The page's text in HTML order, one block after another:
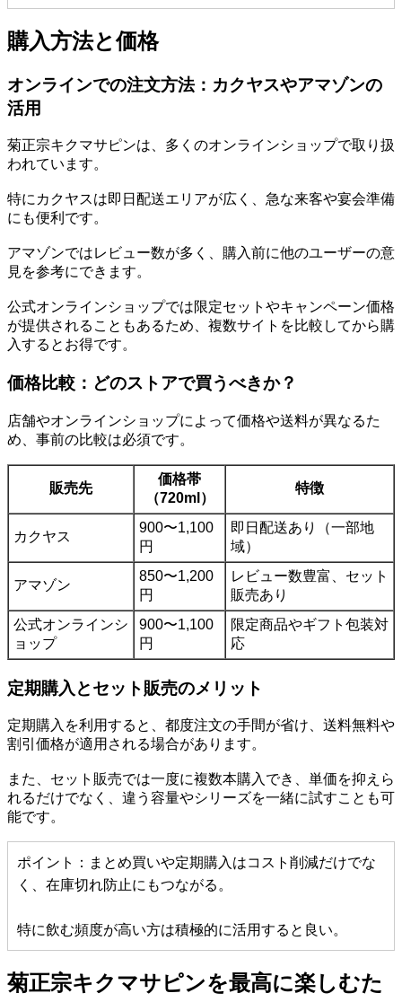
購入方法と価格
オンラインでの注文方法：カクヤスやアマゾンの
活用
菊正宗キクマサピンは、多くのオンラインショップで取り扱
われています。
特にカクヤスは即日配送エリアが広く、急な来客や宴会準備
にも便利です。
アマゾンではレビュー数が多く、購入前に他のユーザーの意
見を参考にできます。
公式オンラインショップでは限定セットやキャンペーン価格
が提供されることもあるため、複数サイトを比較してから購
入するとお得です。
価格比較：どのストアで買うべきか？
店舗やオンラインショップによって価格や送料が異なるた
め、事前の比較は必須です。
販売先
価格帯
（720ml）
特徴
カクヤス
900〜1,100
円
即日配送あり（一部地
域）
アマゾン
850〜1,200
円
レビュー数豊富、セット
販売あり
公式オンラインシ
ョップ
900〜1,100
円
限定商品やギフト包装対
応
定期購入とセット販売のメリット
定期購入を利用すると、都度注文の手間が省け、送料無料や
割引価格が適用される場合があります。
また、セット販売では一度に複数本購入でき、単価を抑えら
れるだけでなく、違う容量やシリーズを一緒に試すことも可
能です。
ポイント：まとめ買いや定期購入はコスト削減だけでな
く、在庫切れ防止にもつながる。
特に飲む頻度が高い方は積極的に活用すると良い。
菊正宗キクマサピンを最高に楽しむた